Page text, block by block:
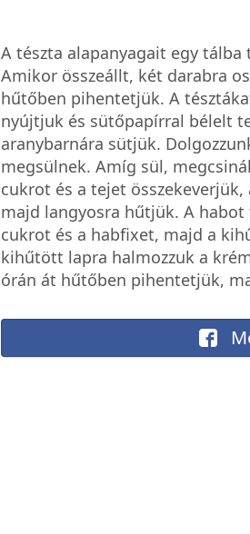
A tészta alapanyagait egy tálba
Amikor összeállt, két darabra
hűtőben pihentetjük. A
nyújtjuk és sütőpapírral bélelt
aranybarnára sütjük.
megsülnek. Amíg sül,
cukrot és a tejet
majd langyosra hűtjük. A
cukrot és a habfixet, majd a
kihűtött lapra halmozzuk a
órán át hűtőben pihentetjük,